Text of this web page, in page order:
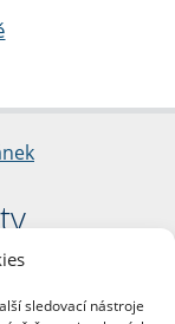
sledovací nástroje